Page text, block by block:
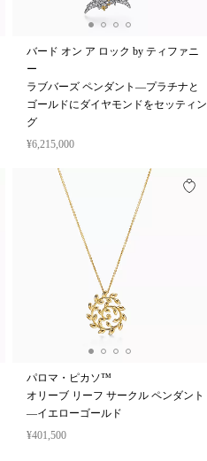
バード オン ア ロック by ティファニ
ー
ラブバーズ ペンダント—プラチナと
ゴールドにダイヤモンドをセッティン
グ
¥6,215,000
パロマ・ピカソ™
オリーブ リーフ サークル ペンダント
—イエローゴールド
¥401,500